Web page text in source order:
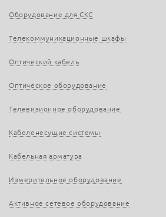
Оборудование для СКС
Телекоммуникационные шкафы
Оптический кабель
Оптическое оборудование
Телевизионное оборудование
Кабеленесущие системы
Кабельная арматура
Измерительное оборудование
Активное сетевое оборудование